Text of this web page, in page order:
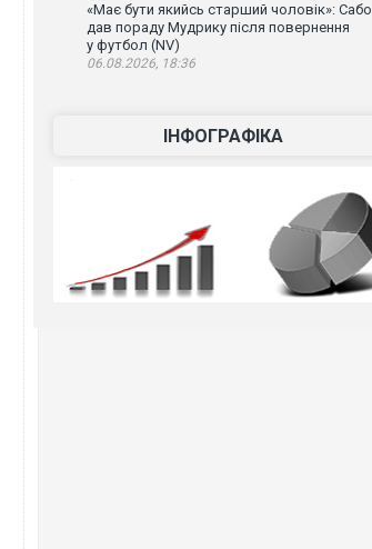
«Має бути якийсь старший чоловік»: Сабо
дав пораду Мудрику після повернення
у футбол (NV)
06.08.2026, 18:36
ІНФОГРАФІКА